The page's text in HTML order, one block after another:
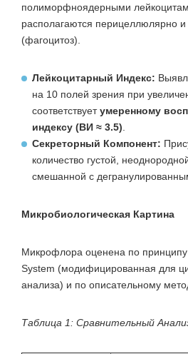
полиморфноядерными
располагаются перицеллюлярно
(фагоцитоз).
Лейкоцитарный Индекс:
на 10 полей зрения при
соответствуетумеренному
индексу (ВИ ≈ 3.5)
Секреторный Компонент:
количество густой,
смешанной с
Микробиологическая Картина
Микрофлора оценена по
System (модифицированная для
анализа) и по описательному
Таблица 1: Сравнительный